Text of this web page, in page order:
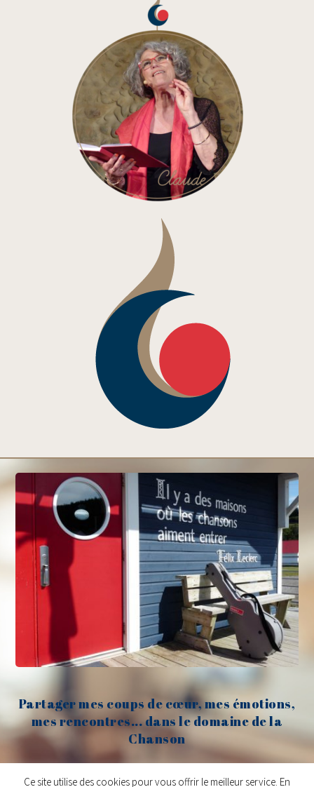
Partager mes coups de cœur, mes émotions,
mes rencontres... dans le domaine de la
Chanson
Claude Fèvre
Ce site utilise des cookies pour vous offrir le meilleur service. En